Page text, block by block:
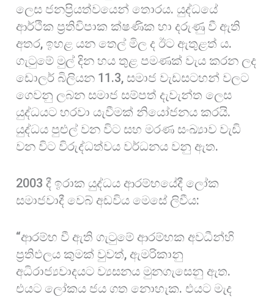
ලෙස ජනප්‍රියත්වයෙන් තොරය. යුද්ධයේ
ආර්ථික ප්‍රතිවිපාක ක්ෂණික හා දරුණු වී ඇති
අතර, ඉහළ යන තෙල් මිල ද ඊට ඇතුළත් ය.
ගැටුමේ මුල් දින හය තුළ පමණක් වැය කරන ලද
ඩොලර් බිලියන 11.3, සමාජ වැඩසටහන් වලට
ගෙවනු ලබන සමාජ සම්පත් දැවැන්ත ලෙස
යුද්ධයට හරවා යැවීමක් නියෝජනය කරයි.
යුද්ධය පුළුල් වන විට සහ මරණ සංඛ්‍යාව වැඩි
වන විට විරුද්ධත්වය වර්ධනය වනු ඇත.
2003 දී ඉරාක යුද්ධය ආරම්භයේදී ලෝක
සමාජවාදී වෙබ් අඩවිය මෙසේ ලිවීය:
“ආරම්භ වී ඇති ගැටුමේ ආරම්භක අවධීන්හි
ප්‍රතිඵලය කුමක් වුවත්, ඇමරිකානු
අධිරාජ්‍යවාදයට ව්‍යසනය මුනගැසෙනු ඇත.
එයට ලෝකය ජය ගත නොහැක. එයට මැද